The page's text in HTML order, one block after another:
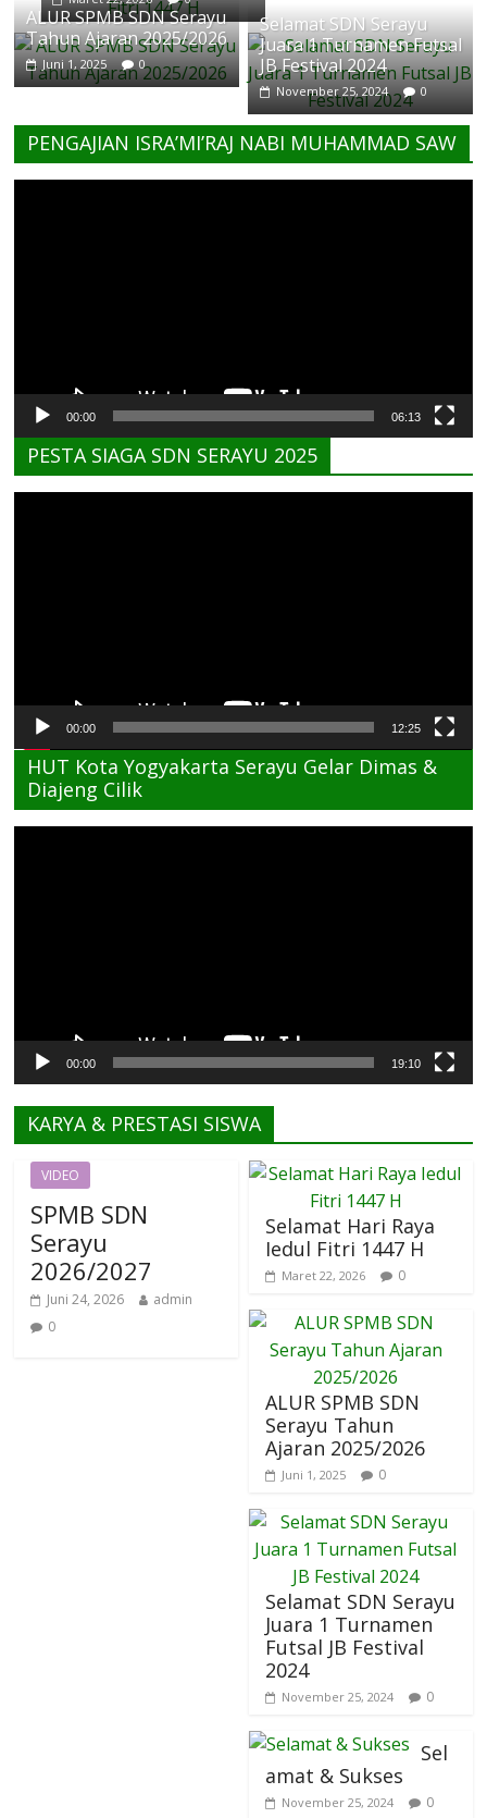
ALUR SPMB SDN Serayu
Tahun Ajaran 2025/2026
Juni 1, 2025 0
Selamat SDN Serayu
Juara 1 Turnamen Futsal
JB Festival 2024
November 25, 2024 0
PENGAJIAN ISRA’MI’RAJ NABI MUHAMMAD SAW
00:00 06:13
PESTA SIAGA SDN SERAYU 2025
00:00 12:25
HUT Kota Yogyakarta Serayu Gelar Dimas &
Diajeng Cilik
00:00 19:10
KARYA & PRESTASI SISWA
VIDEO
SPMB SDN
Serayu
2026/2027
Juni 24, 2026
admin
0
Selamat Hari Raya
Iedul Fitri 1447 H
Maret 22, 2026 0
ALUR SPMB SDN
Serayu Tahun
Ajaran 2025/2026
Juni 1, 2025 0
Selamat SDN Serayu
Juara 1 Turnamen
Futsal JB Festival
2024
November 25, 2024 0
Sel
amat & Sukses
November 25, 2024 0